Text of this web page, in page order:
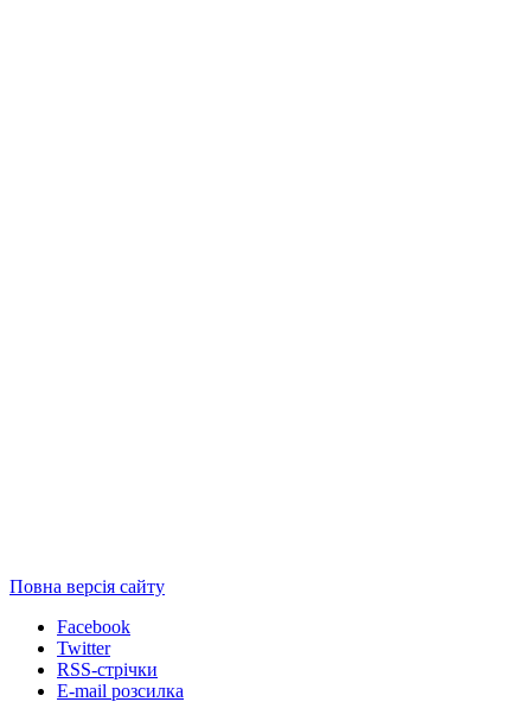
Повна версія сайту
Facebook
Twitter
RSS-стрічки
E-mail розсилка